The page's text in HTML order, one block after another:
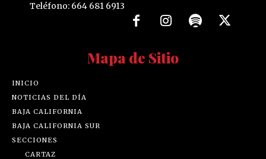
Teléfono: 664 681 6913
Mapa de Sitio
INICIO
NOTICIAS DEL DÍA
BAJA CALIFORNIA
BAJA CALIFORNIA SUR
SECCIONES
CARTAZ